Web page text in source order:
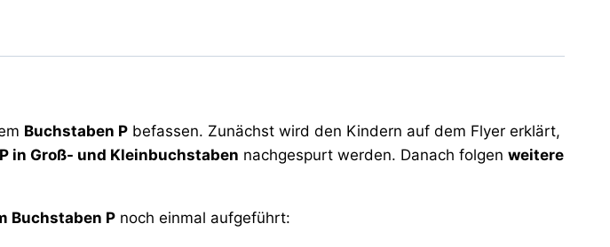
Buchstaben P befassen. Zunächst wird den Kindern auf dem Flyer erklärt,
in Groß- und Kleinbuchstaben nachgespurt werden. Danach folgen weitere
Buchstaben P noch einmal aufgeführt: